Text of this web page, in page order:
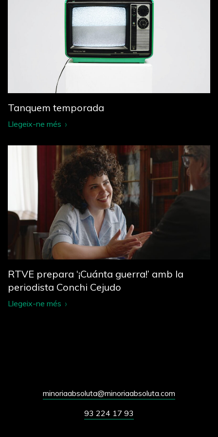
Tanquem temporada
Llegeix-ne més
RTVE prepara ‘¡Cuánta guerra!’ amb la
periodista Conchi Cejudo
Llegeix-ne més
minoriaabsoluta@minoriaabsoluta.com
93 224 17 93